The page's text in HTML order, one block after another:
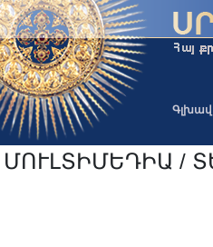
ՄՈՒԼՏԻՄԵԴԻԱ /